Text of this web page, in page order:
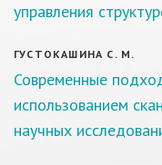
управления
ГУСТОКАШИНА С. М.
Современные
использованием
научных